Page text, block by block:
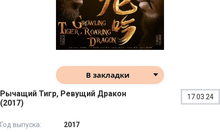
В закладки
Рычащий Тигр, Ревущий Дракон
(2017)
17.03.24
Год выпуска:
2017